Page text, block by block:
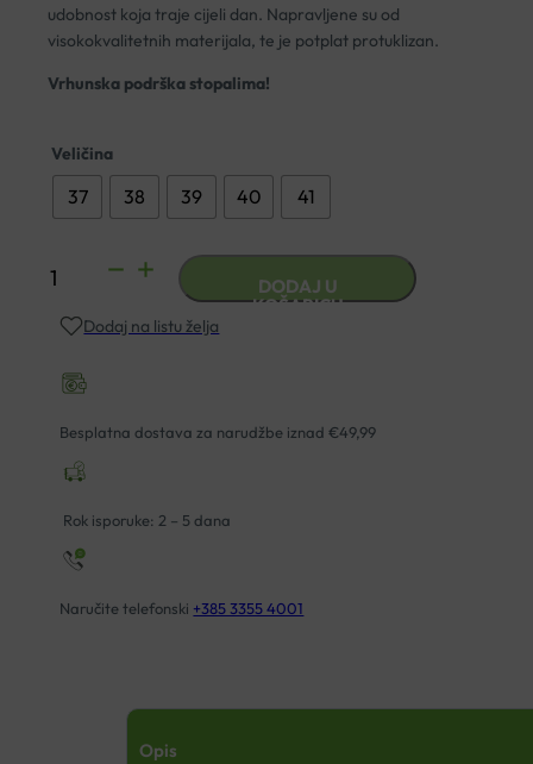
udobnost koja traje cijeli dan. Napravljene su od
visokokvalitetnih materijala, te je potplat protuklizan.
Vrhunska podrška stopalima!
Veličina
37 38 39 40 41
ANATOMSKE
DR.
468
CIRCLE
LIFE
količina
DODAJ U
KOŠARICU
Dodaj na listu želja
Besplatna dostava za narudžbe iznad €49,99
Rok isporuke: 2 – 5 dana
Naručite telefonski +385 3355 4001
Opis